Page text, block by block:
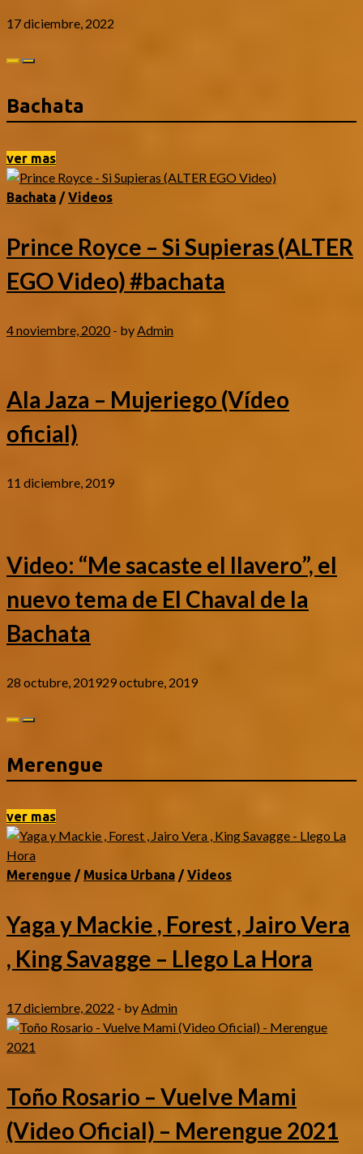
17 diciembre, 2022
Bachata
ver mas
Bachata /Videos
Prince Royce – Si Supieras (ALTER
EGO Video) #bachata
4 noviembre, 2020- by Admin
Ala Jaza – Mujeriego (Vídeo
oficial)
11 diciembre, 2019
Video: “Me sacaste el llavero”, el
nuevo tema de El Chaval de la
Bachata
28 octubre, 201929 octubre, 2019
Merengue
ver mas
Merengue / Musica Urbana / Videos
Yaga y Mackie , Forest , Jairo Vera
, King Savagge – Llego La Hora
17 diciembre, 2022 - byAdmin
Toño Rosario – Vuelve Mami
(Video Oficial) – Merengue 2021